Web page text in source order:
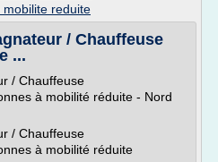
reduite
/ Chauffeuse
...
/ Chauffeuse
à mobilité réduite - Nord
/ Chauffeuse
à mobilité réduite